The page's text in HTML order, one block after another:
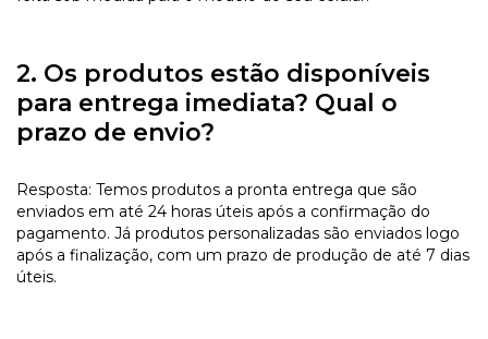
2. Os produtos estão disponíveis
para entrega imediata? Qual o
prazo de envio?
Resposta: Temos produtos a pronta entrega que são
enviados em até 24 horas úteis após a confirmação do
pagamento. Já produtos personalizadas são enviados logo
após a finalização, com um prazo de produção de até 7 dias
úteis.